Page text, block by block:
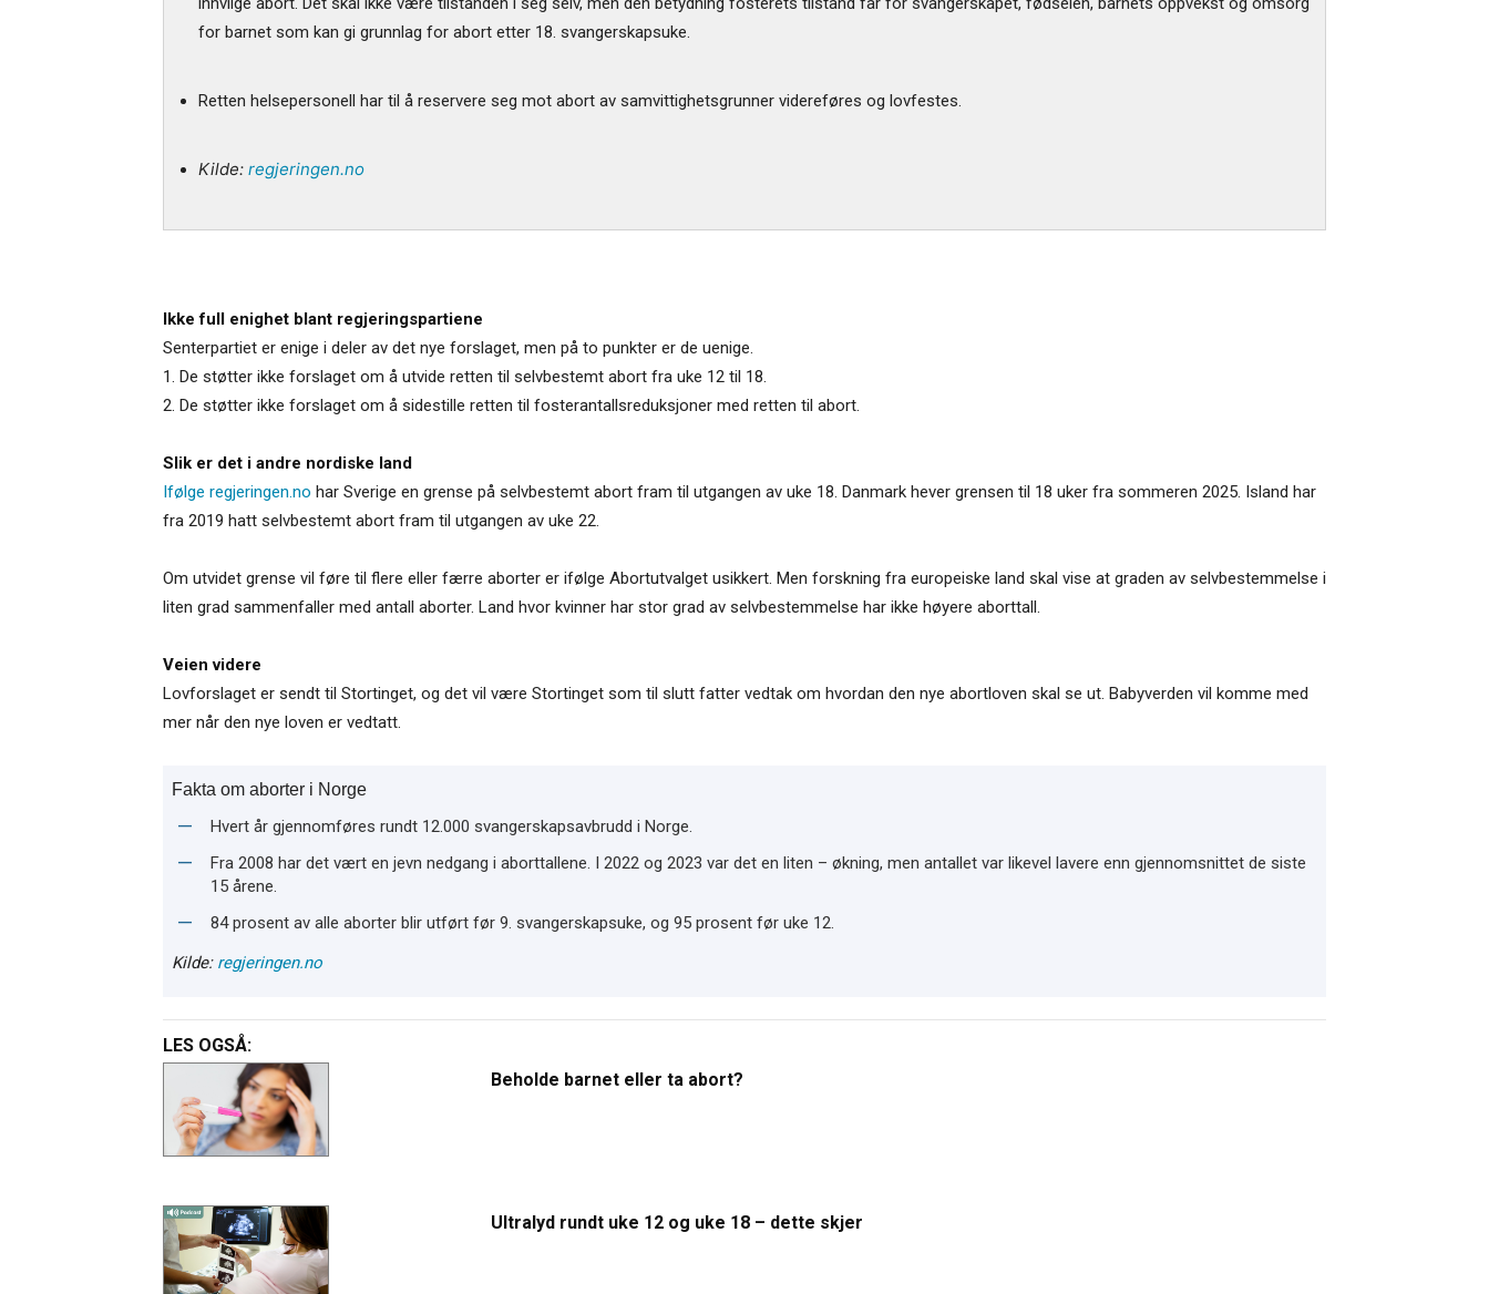
for barnet som kan gi grunnlag for abort etter 18. svangerskapsuke.
Retten helsepersonell har til å reservere seg mot abort av samvittighetsgrunner videreføres og lovfestes.
Kilde: regjeringen.no
Ikke full enighet blant regjeringspartiene
Senterpartiet er enige i deler av det nye forslaget, men på to punkter er de uenige.
1. De støtter ikke forslaget om å utvide retten til selvbestemt abort fra uke 12 til 18.
2. De støtter ikke forslaget om å sidestille retten til fosterantallsreduksjoner med retten til abort.
Slik er det i andre nordiske land
Ifølge regjeringen.no har Sverige en grense på selvbestemt abort fram til utgangen av uke 18. Danmark hever grensen til 18 uker fra sommeren 2025. Island har
fra 2019 hatt selvbestemt abort fram til utgangen av uke 22.
Om utvidet grense vil føre til flere eller færre aborter er ifølge Abortutvalget usikkert. Men forskning fra europeiske land skal vise at graden av selvbestemmelse i
liten grad sammenfaller med antall aborter. Land hvor kvinner har stor grad av selvbestemmelse har ikke høyere aborttall.
Veien videre
Lovforslaget er sendt til Stortinget, og det vil være Stortinget som til slutt fatter vedtak om hvordan den nye abortloven skal se ut. Babyverden vil komme med
mer når den nye loven er vedtatt.
Fakta om aborter i Norge
Hvert år gjennomføres rundt 12.000 svangerskapsavbrudd i Norge.
Fra 2008 har det vært en jevn nedgang i aborttallene. I 2022 og 2023 var det en liten – økning, men antallet var likevel lavere enn gjennomsnittet de siste
15 årene.
84 prosent av alle aborter blir utført før 9. svangerskapsuke, og 95 prosent før uke 12.
Kilde: regjeringen.no
LES OGSÅ:
Beholde barnet eller ta abort?
Ultralyd rundt uke 12 og uke 18 – dette skjer